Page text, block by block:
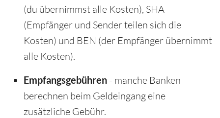
(du übernimmst alle Kosten), SHA
(Empfänger und Sender teilen sich die
Kosten) und BEN (der Empfänger übernimmt
alle Kosten).
Empfangsgebühren - manche Banken
berechnen beim Geldeingang eine
zusätzliche Gebühr.